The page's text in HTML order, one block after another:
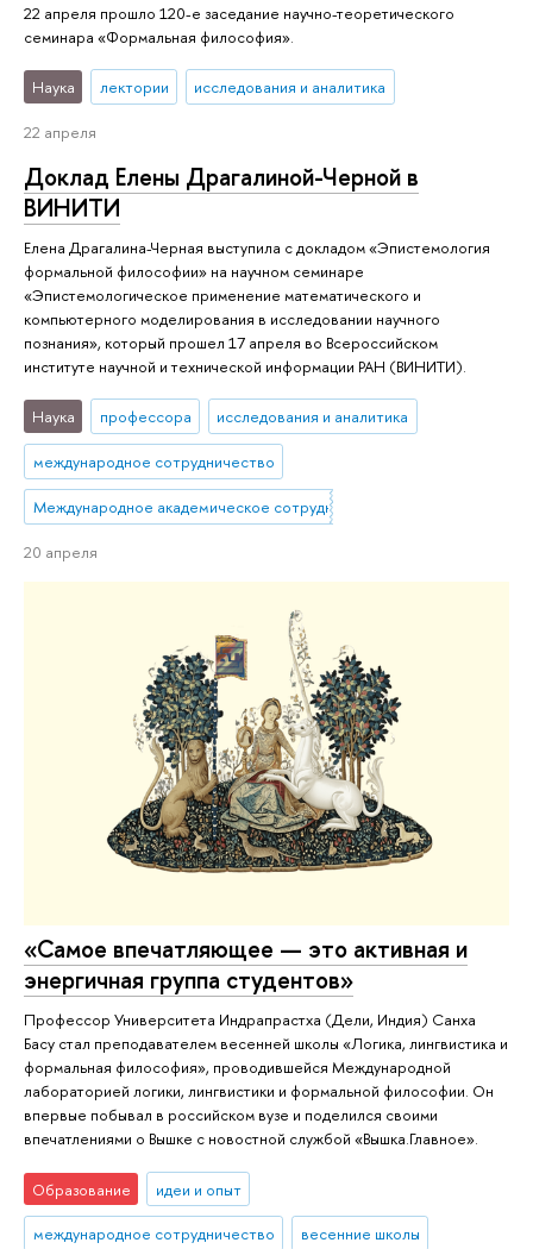
22 апреля прошло 120-е заседание научно-теоретического
семинара «Формальная философия».
Наука лектории исследования и аналитика
22 апреля
Доклад Елены Драгалиной-Черной в
ВИНИТИ
Елена Драгалина-Черная выступила с докладом «Эпистемология
формальной философии» на научном семинаре
«Эпистемологическое применение математического и
компьютерного моделирования в исследовании научного
познания», который прошел 17 апреля во Всероссийском
институте научной и технической информации РАН (ВИНИТИ).
Наука профессора исследования и аналитика
международное сотрудничество
Международное академическое сотрудничество
20 апреля
«Самое впечатляющее — это активная и
энергичная группа студентов»
Профессор Университета Индрапрастха (Дели, Индия) Санха
Басу стал преподавателем весенней школы «Логика, лингвистика и
формальная философия», проводившейся Международной
лабораторией логики, лингвистики и формальной философии. Он
впервые побывал в российском вузе и поделился своими
впечатлениями о Вышке с новостной службой «Вышка.Главное».
Образование идеи и опыт
международное сотрудничество весенние школы